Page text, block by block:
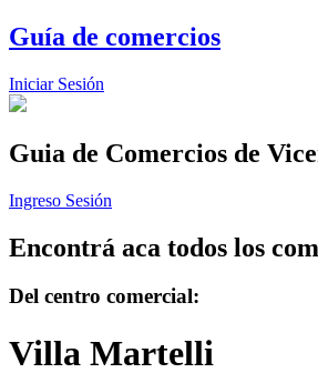
Guía de comercios
Iniciar Sesión
Guia de Comercios de
Ingreso Sesión
Encontrá aca todos los
Del centro comercial:
Villa Martelli